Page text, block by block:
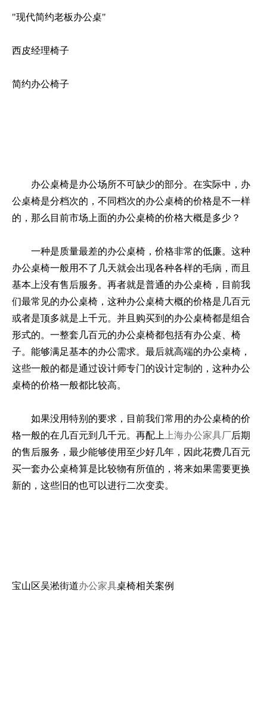
"现代简约老板办公桌"
西皮经理椅子
简约办公椅子
办公桌椅是办公场所不可缺少的部分。在实际中，办
公桌椅是分档次的，不同档次的办公桌椅的价格是不一样
的，那么目前市场上面的办公桌椅的价格大概是多少？
一种是质量最差的办公桌椅，价格非常的低廉。这种
办公桌椅一般用不了几天就会出现各种各样的毛病，而且
基本上没有售后服务。再者就是普通的办公桌椅，目前我
们最常见的办公桌椅，这种办公桌椅大概的价格是几百元
或者是顶多就是上千元。并且购买到的办公桌椅都是组合
形式的。一整套几百元的办公桌椅都包括有办公桌、椅
子。能够满足基本的办公需求。最后就高端的办公桌椅，
这些一般的都是通过设计师专门的设计定制的，这种办公
桌椅的价格一般都比较高。
如果没用特别的要求，目前我们常用的办公桌椅的价
格一般的在几百元到几千元。再配上 上海办公家具厂后期
的售后服务，最少能够使用至少好几年，因此花费几百元
买一套办公桌椅算是比较物有所值的，将来如果需要更换
新的，这些旧的也可以进行二次变卖。
宝山区吴淞街道办公家具桌椅相关案例